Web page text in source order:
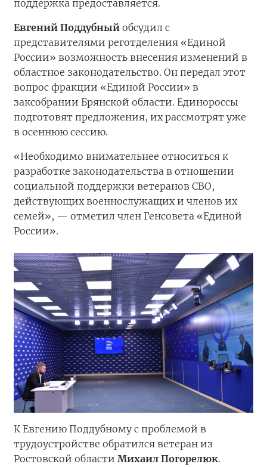
поддержка предоставляется.
Евгений Поддубный обсудил с
представителями реготделения «Единой
России» возможность внесения изменений в
областное законодательство. Он передал этот
вопрос фракции «Единой России» в
заксобрании Брянской области. Единороссы
подготовят предложения, их рассмотрят уже
в осеннюю сессию.
«Необходимо внимательнее относиться к
разработке законодательства в отношении
социальной поддержки ветеранов СВО,
действующих военнослужащих и членов их
семей», — отметил член Генсовета «Единой
России».
К Евгению Поддубному с проблемой в
трудоустройстве обратился ветеран из
Ростовской области Михаил Погорелюк.